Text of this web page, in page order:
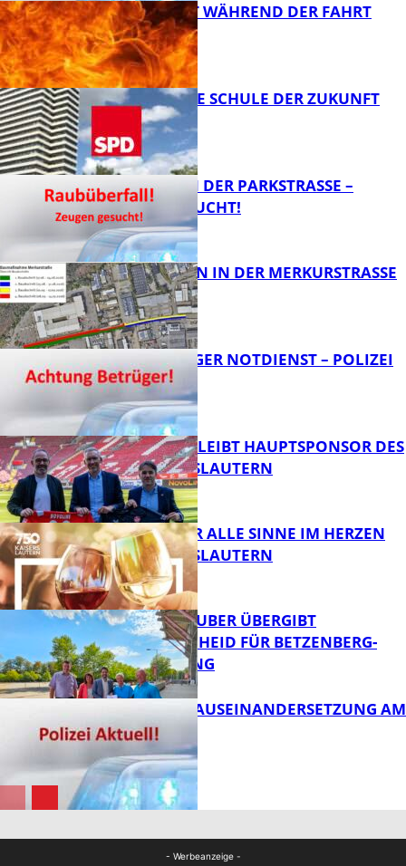
FB News
FB News
AUTO FÄNGT WÄHREND DER FAHRT
FEUER
WIE SIEHT DIE SCHULE DER ZUKUNFT
AUS?
FB News
ÜBERFALL IN DER PARKSTRASSE – Z
EUGEN GESUCHT!
BAUARBEITEN IN DER MERKURSTRASSE
FB News
FRAGWÜRDIGER NOTDIENST – POLIZEI
WARNT
FB News
NOVOLINE BLEIBT HAUPTSPONSOR DES
1. FC KAISERSLAUTERN
FB Kultur
GENÜSSE FÜR ALLE SINNE IM HERZEN
VON KAISERSLAUTERN
MINISTER TEUBER ÜBERGIBT
FÖRDERBESCHEID FÜR BETZENBERG-
ENTWICKLUNG
HANDFESTE AUSEINANDERSETZUNG AM
PFAFFPLATZ
- Werbeanzeige -